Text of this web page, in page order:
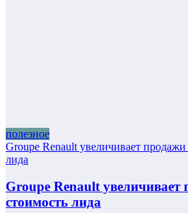
полезное
Groupe Renault увеличивает
лида
Groupe Renault увеличивает
стоимость лида